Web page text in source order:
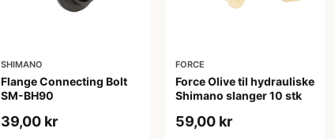
SHIMANO
Flange Connecting Bolt
SM-BH90
39,00 kr
FORCE
Force Olive til hydrauliske
Shimano slanger 10 stk
59,00 kr